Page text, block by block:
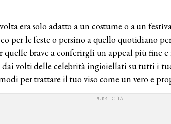
era solo adatto a un costume o a un
per le feste o persino a quello quotidiano
quelle brave a conferirgli un appeal più fine
dai volti delle celebrità ingioiellati su tutti i
per trattare il tuo viso come un vero e